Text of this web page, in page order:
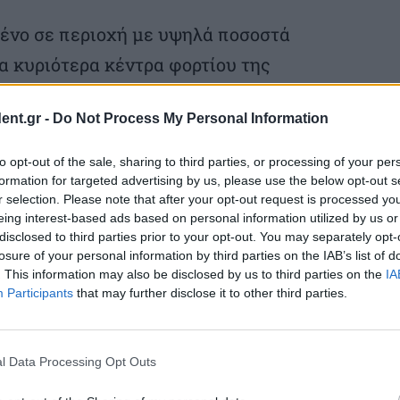
- Do Not Process My Personal Information
opt-out of the sale, sharing to third parties, or processing of your
for targeted advertising by us, please use the below opt-out
selection. Please note that after your opt-out request is processed
interest-based ads based on personal information utilized by us
to third parties prior to your opt-out. You may separately
of your personal information by third parties on the IAB’s list of
This information may also be disclosed by us to third parties on the
Participants that may further disclose it to other third parties.
Data Processing Opt Outs
σε περιοχή με υψηλά ποσοστά
κυριότερα κέντρα φορτίου της
και καλές υπάρχουσες
από την πρωτεύουσα, Σόφια.
πάρκου, θα χρησιμοποιηθούν 18,5
Astronergy, 264 αντιστροφείς
παραγωγής ΧΤ/ΜΤ. Το σύστημα
αποτελείται από ιχνηλάτες μονού
προσανατολισμό των πλαισίων και
tracking για την αύξηση της